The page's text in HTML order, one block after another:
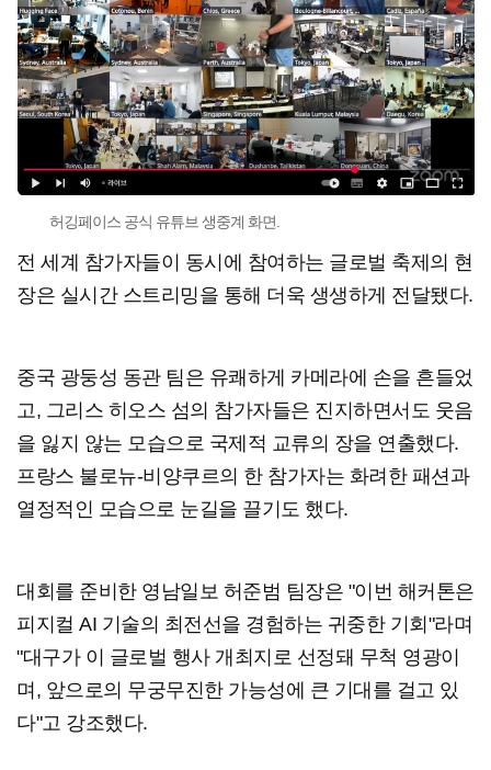
허깅페이스 공식 유튜브 생중계 화면.
전 세계 참가자들이 동시에 참여하는 글로벌 축제의 현
장은 실시간 스트리밍을 통해 더욱 생생하게 전달됐다.
중국 광둥성 동관 팀은 유쾌하게 카메라에 손을 흔들었
고, 그리스 히오스 섬의 참가자들은 진지하면서도 웃음
을 잃지 않는 모습으로 국제적 교류의 장을 연출했다.
프랑스 불로뉴-비양쿠르의 한 참가자는 화려한 패션과
열정적인 모습으로 눈길을 끌기도 했다.
대회를 준비한 영남일보 허준범 팀장은 "이번 해커톤은
피지컬 AI 기술의 최전선을 경험하는 귀중한 기회"라며
"대구가 이 글로벌 행사 개최지로 선정돼 무척 영광이
며, 앞으로의 무궁무진한 가능성에 큰 기대를 걸고 있
다"고 강조했다.